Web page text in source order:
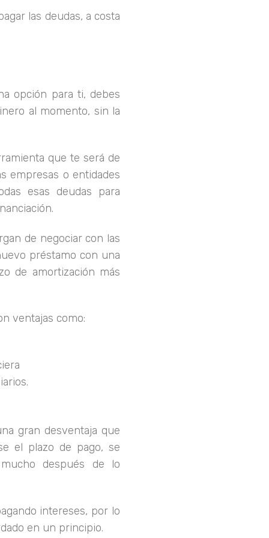
las deudas, a costa
opción para ti, debes
al momento, sin la
que te será de
empresas o entidades
esas deudas para
de negociar con las
préstamo con una
de amortización más
ventajas como:
gran desventaja que
el plazo de pago, se
después de lo
intereses, por lo
en un principio.